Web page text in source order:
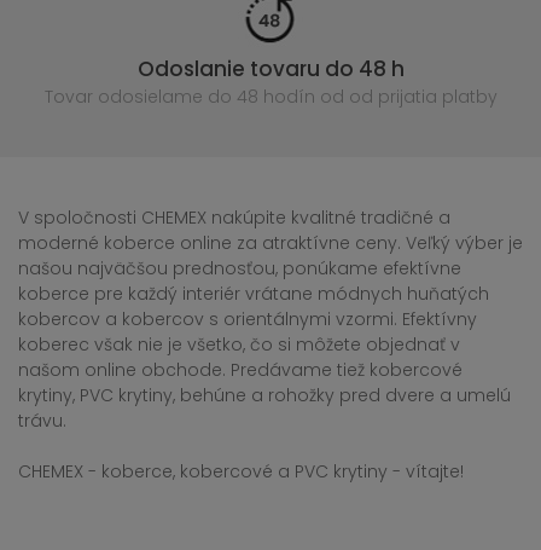
Odoslanie tovaru do 48 h
Tovar odosielame do 48 hodín od od prijatia platby
V spoločnosti CHEMEX nakúpite kvalitné tradičné a
moderné koberce online za atraktívne ceny. Veľký výber je
našou najväčšou prednosťou, ponúkame efektívne
koberce pre každý interiér vrátane módnych huňatých
kobercov a kobercov s orientálnymi vzormi. Efektívny
koberec však nie je všetko, čo si môžete objednať v
našom online obchode. Predávame tiež kobercové
krytiny, PVC krytiny, behúne a rohožky pred dvere a umelú
trávu.
CHEMEX - koberce, kobercové a PVC krytiny - vítajte!